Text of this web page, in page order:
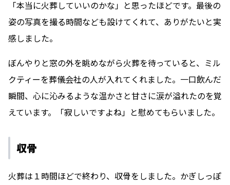
「本当に火葬していいのかな」と思ったほどです。最後の
姿の写真を撮る時間なども設けてくれて、ありがたいと実
感しました。
ぼんやりと窓の外を眺めながら火葬を待っていると、ミル
クティーを葬儀会社の人が入れてくれました。一口飲んだ
瞬間、心に沁みるような温かさと甘さに涙が溢れたのを覚
えています。「寂しいですよね」と慰めてもらいました。
収骨
火葬は１時間ほどで終わり、収骨をしました。かぎしっぽ